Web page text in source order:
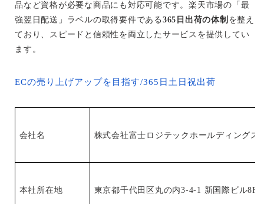
品など資格が必要な商品にも対応可能です。楽天市場の「最
強翌日配送」ラベルの取得要件である 365日出荷の体制 を整え
ており、スピードと信頼性を両立したサービスを提供してい
ます。
ECの売り上げアップを目指す/365日土日祝出荷
会社名 株式会社富士ロジテックホールディングス
本社所在地 東京都千代田区丸の内3-4-1 新国際ビル8F